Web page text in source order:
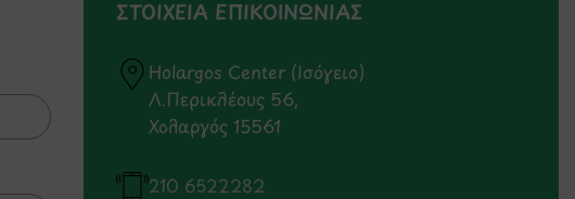
ΣΤΟΙΧΕΙΑ ΕΠΙΚΟΙΝΩΝΙΑΣ
Holargos Center (Ισόγειο)
Λ.Περικλέους 56,
Χολαργός 15561
210 6522282